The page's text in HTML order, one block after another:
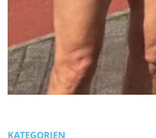
KATEGORIEN